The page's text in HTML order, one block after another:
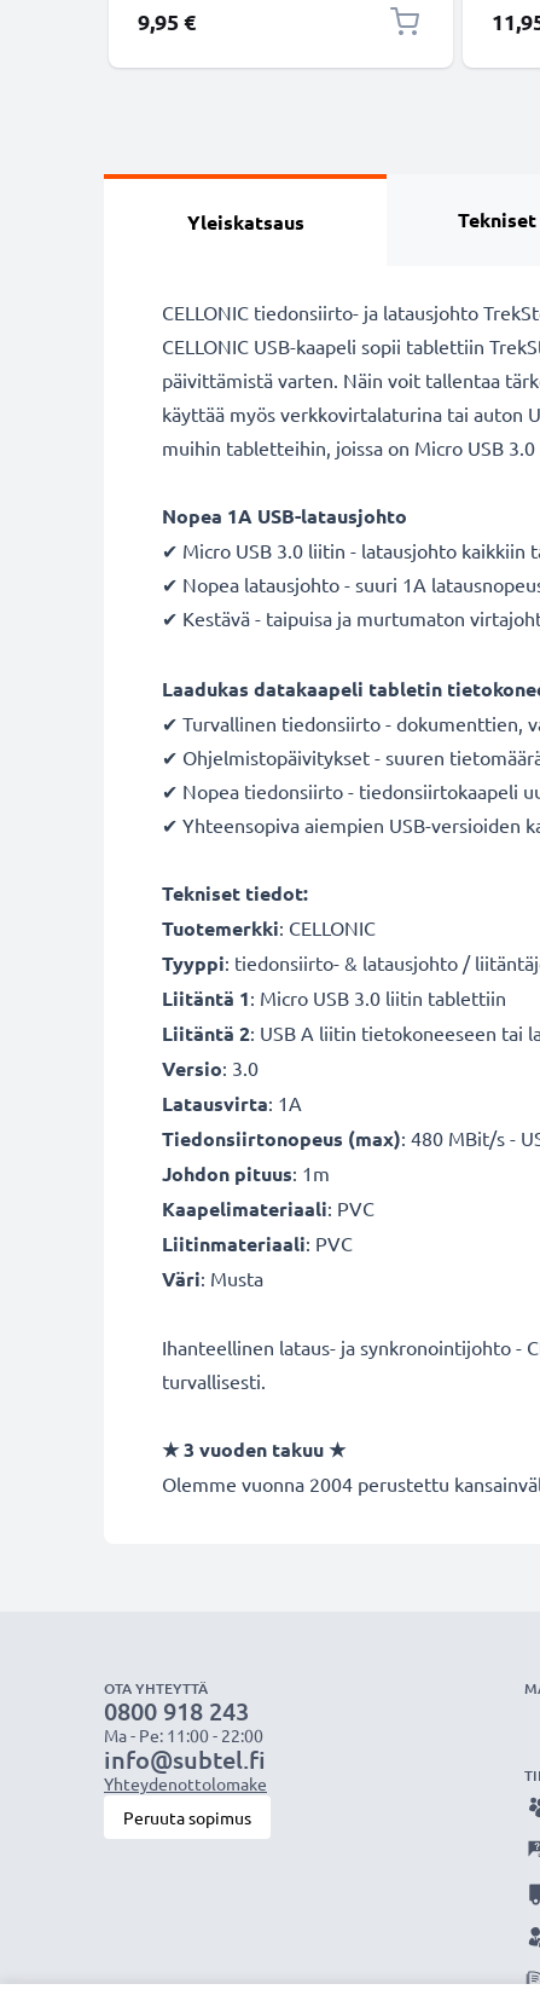
9,95 €
Yleiskatsaus
CELLONIC tiedonsiirto- ja latausjohto
CELLONIC USB-kaapeli sopii tablettiin
päivittämistä varten. Näin voit tallentaa
käyttää myös verkkovirtalaturina tai auton
muihin tabletteihin, joissa on Micro USB
Nopea 1A USB-latausjohto
✔ Micro USB 3.0 liitin - latausjohto kaikkiin
✔ Nopea latausjohto - suuri 1A
✔ Kestävä - taipuisa ja murtumaton
Laadukas datakaapeli tabletin
✔ Turvallinen tiedonsiirto - dokumenttien,
✔ Ohjelmistopäivitykset - suuren
✔ Nopea tiedonsiirto - tiedonsiirtokaapeli
✔ Yhteensopiva aiempien USB-versioiden
Tekniset tiedot:
Tuotemerkki: CELLONIC
Tyyppi: tiedonsiirto- & latausjohto /
Liitäntä 1: Micro USB 3.0 liitin tablettiin
Liitäntä 2: USB A liitin tietokoneeseen tai
Versio: 3.0
Latausvirta: 1A
Tiedonsiirtonopeus (max): 480 MBit/s -
Johdon pituus: 1m
Kaapelimateriaali: PVC
Liitinmateriaali: PVC
Väri: Musta
Ihanteellinen lataus- ja synkronointijohto -
turvallisesti.
★3 vuoden takuu★
Olemme vuonna 2004 perustettu
OTA YHTEYTTÄ
0800 918 243
Ma - Pe: 11:00 - 22:00
info@subtel.fi
Yhteydenottolomake
Peruuta sopimus